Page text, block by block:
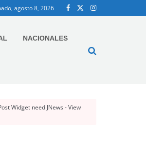
agosto 8, 2026
NACIONALES
Widget need JNews - View